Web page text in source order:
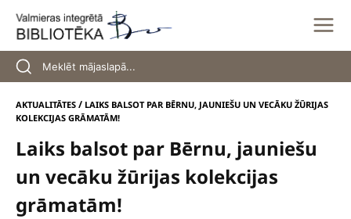
content
AKTUALITĀTES / LAIKS BALSOT PAR BĒRNU, JAUNIEŠU UN VECĀKU ŽŪRIJAS
KOLEKCIJAS GRĀMATĀM!
Laiks balsot par Bērnu, jauniešu
un vecāku žūrijas kolekcijas
grāmatām!